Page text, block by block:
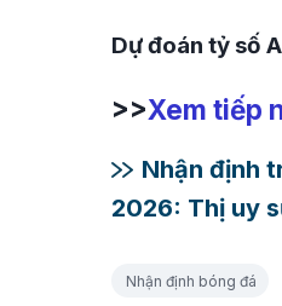
Dự đoán tỷ số
>>Xem tiếp
Nhận định
2026: Thị uy
Nhận định bóng đá